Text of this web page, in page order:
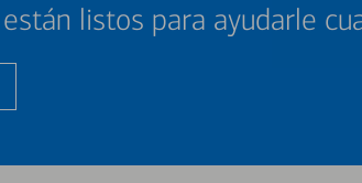
listos para ayudarle